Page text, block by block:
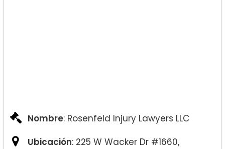
Nombre: Rosenfeld Injury Lawyers LLC
Ubicación: 225 W Wacker Dr #1660,